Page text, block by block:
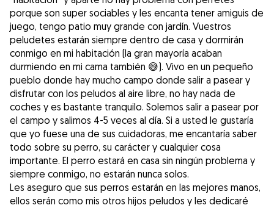
porque son super sociables y les encanta tener amiguis de
juego, tengo patio muy grande con jardín. Vuestros
peludetes estarán siempre dentro de casa y dormirán
conmigo en mi habitación (la gran mayoría acaban
durmiendo en mi cama también 😅). Vivo en un pequeño
pueblo donde hay mucho campo donde salir a pasear y
disfrutar con los peludos al aire libre, no hay nada de
coches y es bastante tranquilo. Solemos salir a pasear por
el campo y salimos 4-5 veces al día. Si a usted le gustaría
que yo fuese una de sus cuidadoras, me encantaría saber
todo sobre su perro, su carácter y cualquier cosa
importante. El perro estará en casa sin ningún problema y
siempre conmigo, no estarán nunca solos.
Les aseguro que sus perros estarán en las mejores manos,
ellos serán como mis otros hijos peludos y les dedicaré